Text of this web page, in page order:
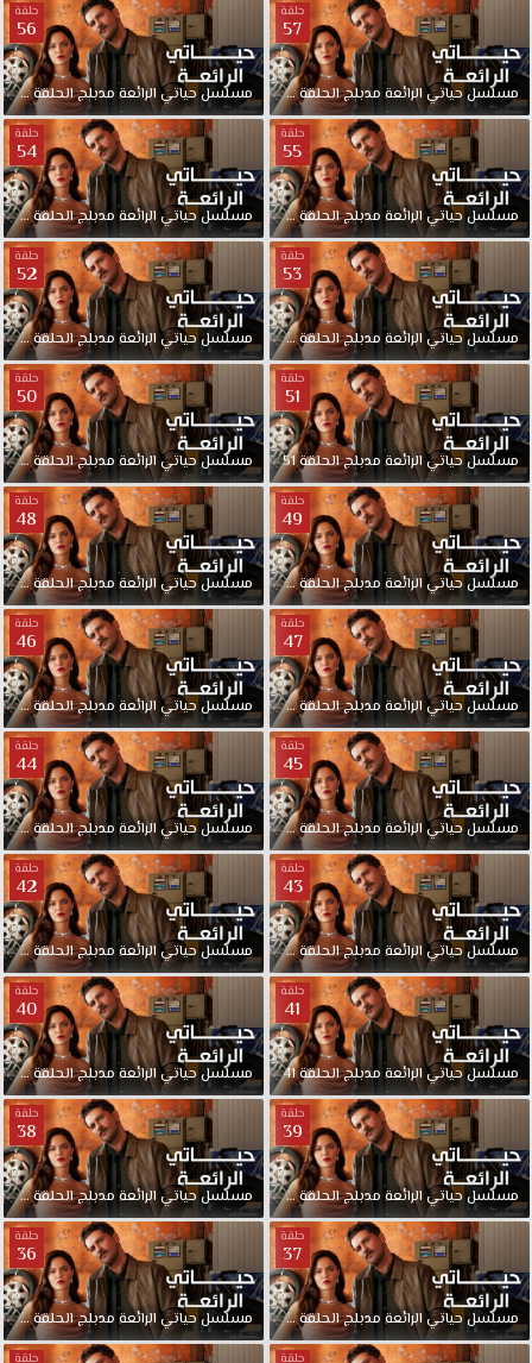
حلقة
57
مسلسلحياتي الرائعة مدبلجالحلقة57
حلقة
56
مسلسلحياتي الرائعة مدبلجالحلقة56
حلقة
55
مسلسلحياتي الرائعة مدبلجالحلقة55
حلقة
54
مسلسلحياتي الرائعة مدبلجالحلقة54
حلقة
53
مسلسلحياتي الرائعة مدبلجالحلقة53
حلقة
52
مسلسلحياتي الرائعة مدبلجالحلقة52
حلقة
51
مسلسلحياتي الرائعة مدبلجالحلقة51
حلقة
50
مسلسلحياتي الرائعة مدبلجالحلقة50
حلقة
49
مسلسلحياتي الرائعة مدبلجالحلقة49
حلقة
48
مسلسلحياتي الرائعة مدبلجالحلقة48
حلقة
47
مسلسلحياتي الرائعة مدبلجالحلقة47
حلقة
46
مسلسلحياتي الرائعة مدبلجالحلقة46
حلقة
45
مسلسلحياتي الرائعة مدبلجالحلقة45
حلقة
44
مسلسلحياتي الرائعة مدبلجالحلقة44
حلقة
43
مسلسلحياتي الرائعة مدبلجالحلقة43
حلقة
42
مسلسلحياتي الرائعة مدبلجالحلقة42
حلقة
41
مسلسلحياتي الرائعة مدبلجالحلقة41
حلقة
40
مسلسلحياتي الرائعة مدبلجالحلقة40
حلقة
39
مسلسلحياتي الرائعة مدبلجالحلقة39
حلقة
38
مسلسلحياتي الرائعة مدبلجالحلقة38
حلقة
37
مسلسلحياتي الرائعة مدبلجالحلقة37
حلقة
36
مسلسلحياتي الرائعة مدبلجالحلقة36
حلقة حلقة